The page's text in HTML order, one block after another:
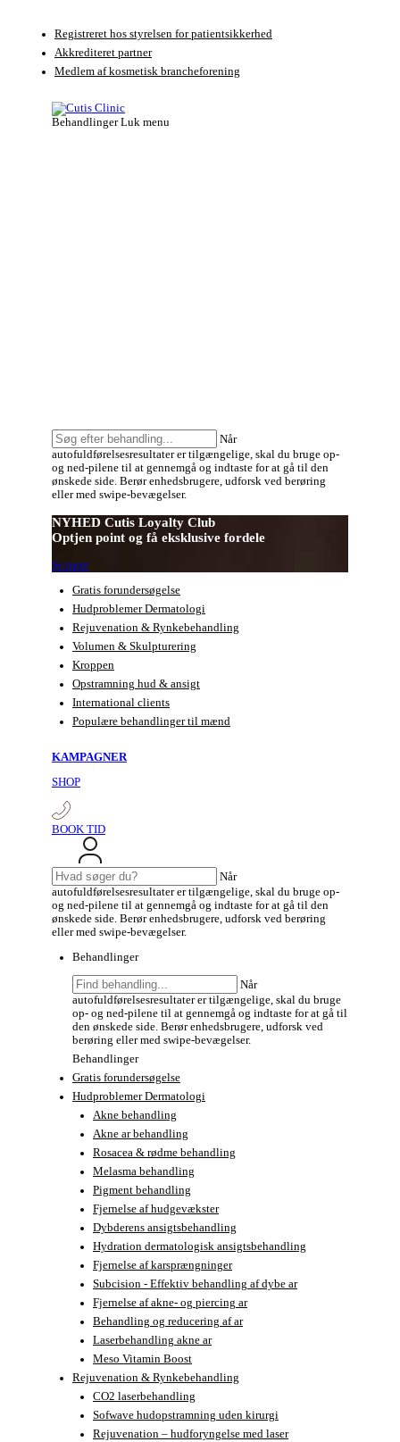
indholdRegistreret hos styrelsen for patientsikkerhed
Akkrediteret partner
Medlem af kosmetisk brancheforening
Behandlinger Luk menu
Søg
efter
behandling:
Når
autofuldførelsesresultater er tilgængelige, skal du bruge op-
og ned-pilene til at gennemgå og indtaste for at gå til den
ønskede side. Berør enhedsbrugere, udforsk ved berøring
eller med swipe-bevægelser.
NYHED Cutis Loyalty Club
Optjen point og få eksklusive fordele
Se mere
Gratis forundersøgelse
Hudproblemer Dermatologi
Rejuvenation & Rynkebehandling
Volumen & Skulpturering
Kroppen
Opstramning hud & ansigt
International clients
Populære behandlinger til mænd
KAMPAGNER
SHOP
BOOK TID
Søg
efter:
Når
autofuldførelsesresultater er tilgængelige, skal du bruge op-
og ned-pilene til at gennemgå og indtaste for at gå til den
ønskede side. Berør enhedsbrugere, udforsk ved berøring
eller med swipe-bevægelser.
Behandlinger
Søg
efter:
Når
autofuldførelsesresultater er tilgængelige, skal du bruge
op- og ned-pilene til at gennemgå og indtaste for at gå til
den ønskede side. Berør enhedsbrugere, udforsk ved
berøring eller med swipe-bevægelser.
Behandlinger
Gratis forundersøgelse
Hudproblemer Dermatologi
Akne behandling
Akne ar behandling
Rosacea & rødme behandling
Melasma behandling
Pigment behandling
Fjernelse af hudgevækster
Dybderens ansigtsbehandling
Hydration dermatologisk ansigtsbehandling
Fjernelse af karsprængninger
Subcision - Effektiv behandling af dybe ar
Fjernelse af akne- og piercing ar
Behandling og reducering af ar
Laserbehandling akne ar
Meso Vitamin Boost
Rejuvenation & Rynkebehandling
CO2 laserbehandling
Sofwave hudopstramning uden kirurgi
Rejuvenation – hudforyngelse med laser